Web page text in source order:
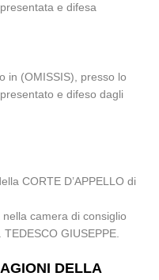
e difesa
in (OMISSIS), presso lo
e difeso dagli
CORTE D’APPELLO di
camera di consiglio
GIUSEPPE.
DELLA